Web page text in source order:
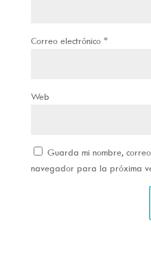
Correo electrónico *
Web
Guarda mi nombre,
navegador para la próxima